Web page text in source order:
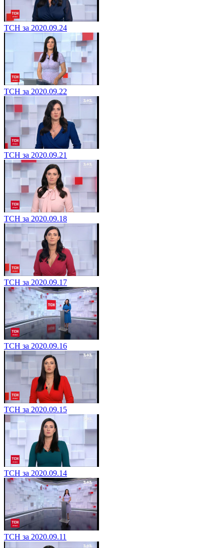
ТСН за 2020.09.24
ТСН за 2020.09.22
ТСН за 2020.09.21
ТСН за 2020.09.18
ТСН за 2020.09.17
ТСН за 2020.09.16
ТСН за 2020.09.15
ТСН за 2020.09.14
ТСН за 2020.09.11